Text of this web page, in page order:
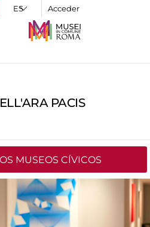
Acceder
PACIS
MUSEOS CÍVICOS